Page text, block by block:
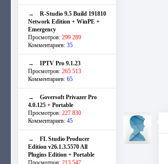
→ R-Studio 9.5 Build 191810
Network Edition + WinPE +
Emergency
Просмотров: 299 289
Комментариев: 35
→ IPTV Pro 9.1.23
Просмотров: 265 513
Комментариев: 65
→ Goversoft Privazer Pro
4.0.125 + Portable
Просмотров: 227 830
Комментариев: 45
→ FL Studio Producer
Edition v26.1.3.5570 All
Plugins Edition + Portable
Просмотров: 213 547